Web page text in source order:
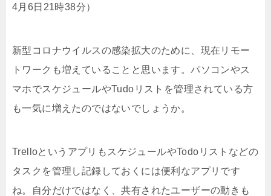
4月6日21時38分）
新型コロナウイルスの感染拡大のために、現在リモー
トワークも増えていることと思います。パソコンやス
マホでスケジュールやTudoリストを管理されている方
も一気に増えたのではないでしょうか。
TrelloというアプリもスケジュールやTodoリストなどの
タスクを管理し記録しておくには便利なアプリです
ね。自分だけではなく、共有されたユーザーの動きも